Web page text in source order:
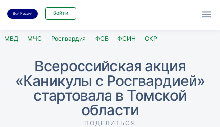
Вся Россия Войти 
МВД МЧС Росгвардия ФСБ ФСИН СКР
Всероссийская акция
«Каникулы с Росгвардией»
стартовала в Томской
области
ПОДЕЛИТЬСЯ